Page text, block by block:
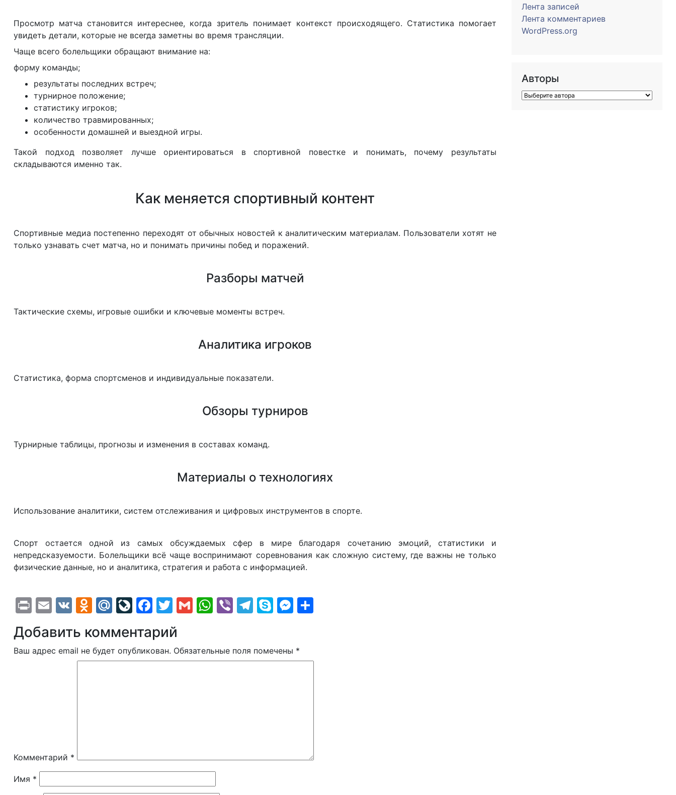
Просмотр матча становится интереснее, когда зритель понимает контекст происходящего. Статистика помогает
увидеть детали, которые не всегда заметны во время трансляции.
Чаще всего болельщики обращают внимание на:
форму команды;
результаты последних встреч;
турнирное положение;
статистику игроков;
количество травмированных;
особенности домашней и выездной игры.
Такой подход позволяет лучше ориентироваться в спортивной повестке и понимать, почему результаты
складываются именно так.
Как меняется спортивный контент
Спортивные медиа постепенно переходят от обычных новостей к аналитическим материалам. Пользователи хотят не
только узнавать счет матча, но и понимать причины побед и поражений.
Разборы матчей
Тактические схемы, игровые ошибки и ключевые моменты встреч.
Аналитика игроков
Статистика, форма спортсменов и индивидуальные показатели.
Обзоры турниров
Турнирные таблицы, прогнозы и изменения в составах команд.
Материалы о технологиях
Использование аналитики, систем отслеживания и цифровых инструментов в спорте.
Спорт остается одной из самых обсуждаемых сфер в мире благодаря сочетанию эмоций, статистики и
непредсказуемости. Болельщики всё чаще воспринимают соревнования как сложную систему, где важны не только
физические данные, но и аналитика, стратегия и работа с информацией.
PrintEmail
VK Odnoklassniki
Mail.Ru
LiveJournal
Facebook
Twitter
GmailWhatsApp
ViberTelegram
SkypeMessenger
Добавить комментарий
Ваш адрес email не будет опубликован. Обязательные поля помечены *
Комментарий *
Имя *
Лента записей
Лента комментариев
WordPress.org
Авторы